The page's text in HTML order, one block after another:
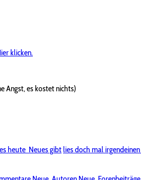
klicken.
Angst, es kostet nichts)
heute Neues gibtlies doch mal irgendeinen